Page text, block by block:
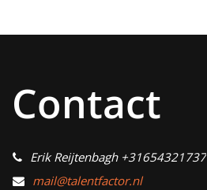
Contact
Erik Reijtenbagh +31654321737
mail@talentfactor.nl